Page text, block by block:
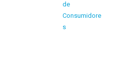
de
Consumidore
s